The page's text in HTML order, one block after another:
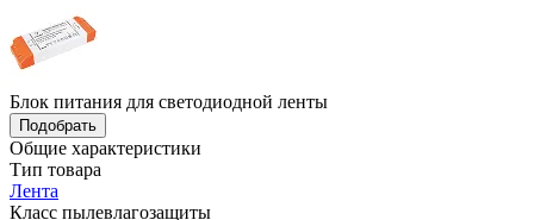
Блок питания для светодиодной ленты
Подобрать
Общие характеристики
Тип товара
Лента
Класс пылевлагозащиты